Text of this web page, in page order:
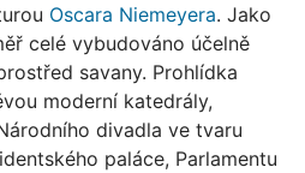
Oscara Niemeyera. Jako
celé vybudováno účelně
savany. Prohlídka
moderní katedrály,
divadla ve tvaru
paláce, Parlamentu